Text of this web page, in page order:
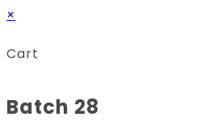
×
Cart
Batch 28